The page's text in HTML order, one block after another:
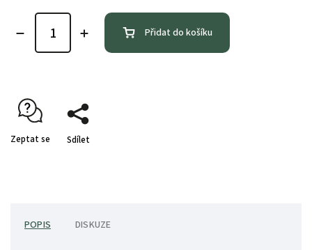
Přidat do košíku
Zeptat se Sdílet
POPIS DISKUZE